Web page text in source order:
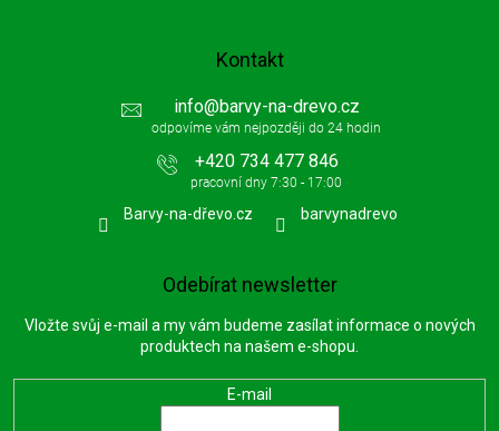
Kontakt
info@barvy-na-drevo.cz
+420 734 477 846
Barvy-na-dřevo.cz barvynadrevo
Odebírat newsletter
Vložte svůj e-mail a my vám budeme zasílat informace o nových
produktech na našem e-shopu.
E-mail